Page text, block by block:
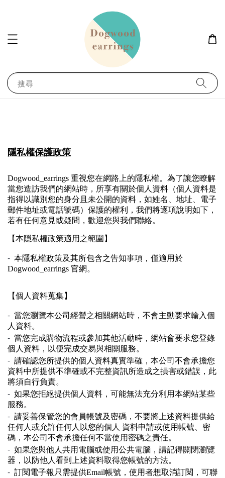
搜尋
隱私權保護政策
Dogwood_earrings 重視您在網路上的隱私權。 為了讓您瞭解
當您造訪我們的網站時，所享有關於個人資料（個人資料是
指得以識別您的身分且未公開的資料，如姓名、地址、電子
郵件地址或電話號碼）保護的權利，我們將逐項說明如下，
若有任何意見或疑問，歡迎您與我們聯絡。
【本隱私權政策適用之範圍】
- 本隱私權政策及其所包含之告知事項，僅適用於
Dogwood_earrings 官網。
【個人資料蒐集】
- 當您瀏覽本公司經營之相關網站時，不會主動要求輸入個
人資料。
- 當您完成購物流程或參加其他活動時，網站會要求您登錄
個人資料，以便完成交易與相關服務。
- 請確認您所提供的個人資料真實準確，本公司不會承擔您
資料中所提供不準確或不完整資訊所造成之損害或錯誤，此
將須自行負責。
- 如果您拒絕提供個人資料，可能無法充分利用本網站某些
服務。
- 請妥善保管您的會員帳號及密碼，不要將上述資料提供給
任何人或允許任何人以您的個人 資料申請或使用帳號、密
碼，本公司不會承擔任何不當使用密碼之責任。
- 如果您與他人共用電腦或使用公共電腦，請記得關閉瀏覽
器，以防他人看到上述資料取得您帳號的方法。
- 訂閱電子報只需提供Email帳號，使用者想取消訂閱，可聯